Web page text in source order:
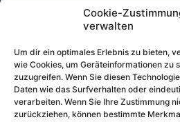
Cookie-
verwalten
Um dir ein optimales Erlebnis zu bieten,
wie Cookies, um Geräteinformationen zu
zuzugreifen. Wenn Sie diesen
Daten wie das Surfverhalten oder
verarbeiten. Wenn Sie Ihre Zustimmung
zurückziehen, können bestimmte
info@telecomputer.de